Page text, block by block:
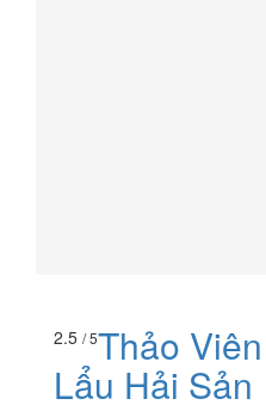
2.5 / 5Thảo
Lẩu Hải Sản